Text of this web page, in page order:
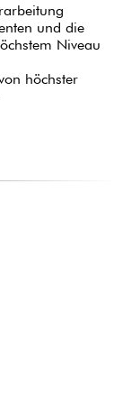
und die
Niveau
höchster